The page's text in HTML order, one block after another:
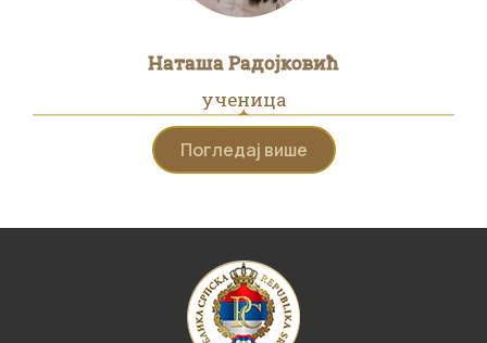
Наташа Радојковић
ученица
Погледај више